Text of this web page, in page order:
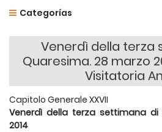
Categorías
Venerdì della terza
Quaresima. 28 marzo
Visitatoria
Capitolo Generale XXVII
Venerdì della terza settimana di
2014